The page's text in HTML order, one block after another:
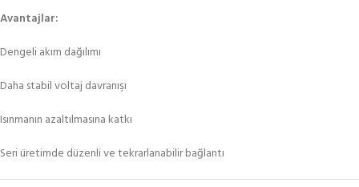
Avantajlar:
Dengeli akım dağılımı
Daha stabil voltaj davranışı
Isınmanın azaltılmasına katkı
Seri üretimde düzenli ve tekrarlanabilir bağlantı